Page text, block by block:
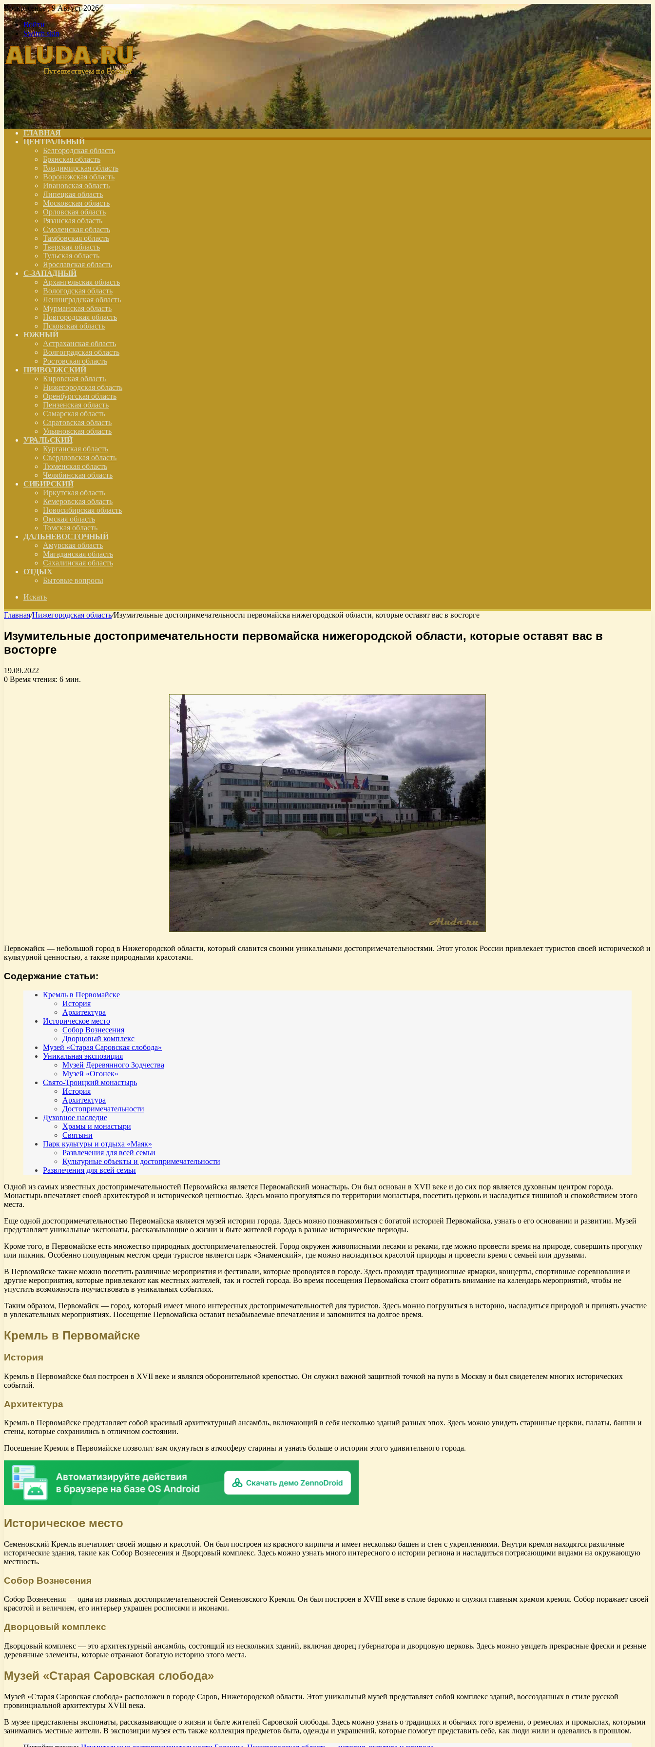
Воскресенье , 9 Август 2026
Войти
Switch skin
ГЛАВНАЯ
ЦЕНТРАЛЬНЫЙ
Белгородская область
Брянская область
Владимирская область
Воронежская область
Ивановская область
Липецкая область
Московская область
Орловская область
Рязанская область
Смоленская область
Тамбовская область
Тверская область
Тульская область
Ярославская область
С-ЗАПАДНЫЙ
Архангельская область
Вологодская область
Ленинградская область
Мурманская область
Новгородская область
Псковская область
ЮЖНЫЙ
Астраханская область
Волгоградская область
Ростовская область
ПРИВОЛЖСКИЙ
Кировская область
Нижегородская область
Оренбургская область
Пензенская область
Самарская область
Саратовская область
Ульяновская область
УРАЛЬСКИЙ
Курганская область
Свердловская область
Тюменская область
Челябинская область
СИБИРСКИЙ
Иркутская область
Кемеровская область
Новосибирская область
Омская область
Томская область
ДАЛЬНЕВОСТОЧНЫЙ
Амурская область
Магаданская область
Сахалинская область
ОТДЫХ
Бытовые вопросы
Искать
Главная/Нижегородская область/Изумительные достопримечательности первомайска нижегородской области, которые оставят вас в восторге
Изумительные достопримечательности первомайска нижегородской области, которые оставят вас в
восторге
19.09.2022
0 Время чтения: 6 мин.
Первомайск — небольшой город в Нижегородской области, который славится своими уникальными достопримечательностями. Этот уголок России привлекает туристов своей исторической и
культурной ценностью, а также природными красотами.
Содержание статьи:
Кремль в Первомайске
История
Архитектура
Историческое место
Собор Вознесения
Дворцовый комплекс
Музей «Старая Саровская слобода»
Уникальная экспозиция
Музей Деревянного Зодчества
Музей «Огонек»
Свято-Троицкий монастырь
История
Архитектура
Достопримечательности
Духовное наследие
Храмы и монастыри
Святыни
Парк культуры и отдыха «Маяк»
Развлечения для всей семьи
Культурные объекты и достопримечательности
Развлечения для всей семьи
Одной из самых известных достопримечательностей Первомайска является Первомайский монастырь. Он был основан в XVII веке и до сих пор является духовным центром города.
Монастырь впечатляет своей архитектурой и исторической ценностью. Здесь можно прогуляться по территории монастыря, посетить церковь и насладиться тишиной и спокойствием этого
места.
Еще одной достопримечательностью Первомайска является музей истории города. Здесь можно познакомиться с богатой историей Первомайска, узнать о его основании и развитии. Музей
представляет уникальные экспонаты, рассказывающие о жизни и быте жителей города в разные исторические периоды.
Кроме того, в Первомайске есть множество природных достопримечательностей. Город окружен живописными лесами и реками, где можно провести время на природе, совершить прогулку
или пикник. Особенно популярным местом среди туристов является парк «Знаменский», где можно насладиться красотой природы и провести время с семьей или друзьями.
В Первомайске также можно посетить различные мероприятия и фестивали, которые проводятся в городе. Здесь проходят традиционные ярмарки, концерты, спортивные соревнования и
другие мероприятия, которые привлекают как местных жителей, так и гостей города. Во время посещения Первомайска стоит обратить внимание на календарь мероприятий, чтобы не
упустить возможность поучаствовать в уникальных событиях.
Таким образом, Первомайск — город, который имеет много интересных достопримечательностей для туристов. Здесь можно погрузиться в историю, насладиться природой и принять участие
в увлекательных мероприятиях. Посещение Первомайска оставит незабываемые впечатления и запомнится на долгое время.
Кремль в Первомайске
История
Кремль в Первомайске был построен в XVII веке и являлся оборонительной крепостью. Он служил важной защитной точкой на пути в Москву и был свидетелем многих исторических
событий.
Архитектура
Кремль в Первомайске представляет собой красивый архитектурный ансамбль, включающий в себя несколько зданий разных эпох. Здесь можно увидеть старинные церкви, палаты, башни и
стены, которые сохранились в отличном состоянии.
Посещение Кремля в Первомайске позволит вам окунуться в атмосферу старины и узнать больше о истории этого удивительного города.
Историческое место
Семеновский Кремль впечатляет своей мощью и красотой. Он был построен из красного кирпича и имеет несколько башен и стен с укреплениями. Внутри кремля находятся различные
исторические здания, такие как Собор Вознесения и Дворцовый комплекс. Здесь можно узнать много интересного о истории региона и насладиться потрясающими видами на окружающую
местность.
Собор Вознесения
Собор Вознесения — одна из главных достопримечательностей Семеновского Кремля. Он был построен в XVIII веке в стиле барокко и служил главным храмом кремля. Собор поражает своей
красотой и величием, его интерьер украшен росписями и иконами.
Дворцовый комплекс
Дворцовый комплекс — это архитектурный ансамбль, состоящий из нескольких зданий, включая дворец губернатора и дворцовую церковь. Здесь можно увидеть прекрасные фрески и резные
деревянные элементы, которые отражают богатую историю этого места.
Музей «Старая Саровская слобода»
Музей «Старая Саровская слобода» расположен в городе Саров, Нижегородской области. Этот уникальный музей представляет собой комплекс зданий, воссозданных в стиле русской
провинциальной архитектуры XVIII века.
В музее представлены экспонаты, рассказывающие о жизни и быте жителей Саровской слободы. Здесь можно узнать о традициях и обычаях того времени, о ремеслах и промыслах, которыми
занимались местные жители. В экспозиции музея есть также коллекция предметов быта, одежды и украшений, которые помогут представить себе, как люди жили и одевались в прошлом.